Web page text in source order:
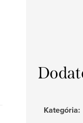
Kategória: